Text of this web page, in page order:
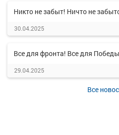
Никто не забыт! Ничто не
30.04.2025
Все для фронта! Все для
29.04.2025
Все